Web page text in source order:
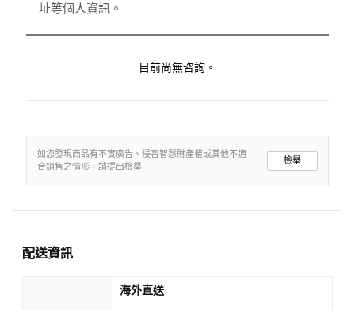
址等個人資訊。
目前尚無咨詢。
如您發現商品有不實廣告、侵害智慧財產權或其他不適
合銷售之情形，請提出檢舉
檢舉
配送資訊
海外直送